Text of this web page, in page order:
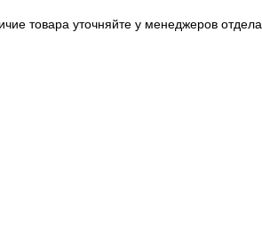
товара уточняйте у менеджеров отдела